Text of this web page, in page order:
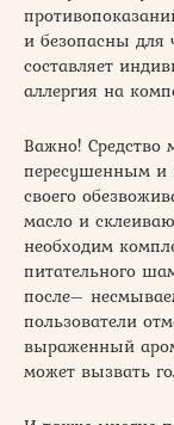
и безопасны для
составляет
аллергия на
Важно! Средство
пересушенным и
своего
масло и
необходим
питательного
после–
пользователи
выраженный
может вызвать